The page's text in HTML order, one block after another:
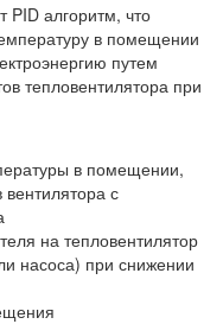
PID алгоритм, что
в помещении
путем
тепловентилятора при
в помещении,
с
на тепловентилятор
насоса) при снижении